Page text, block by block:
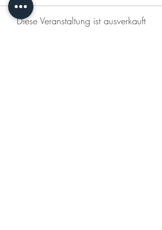
Diese Veranstaltung ist ausverkauft